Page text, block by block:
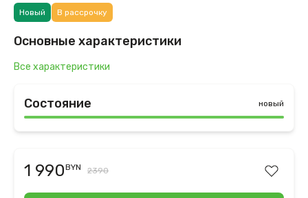
Новый В рассрочку
Основные характеристики
Все характеристики
Состояние новый
1 990BYN 2390